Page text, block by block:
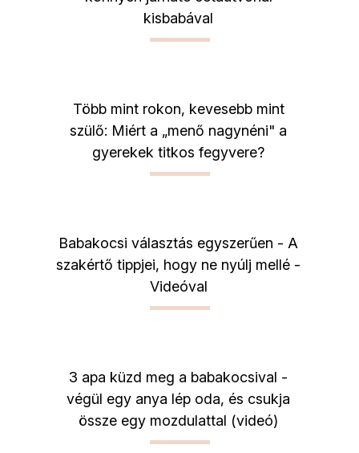
kisbabával
Több mint rokon, kevesebb mint
szülő: Miért a „menő nagynéni" a
gyerekek titkos fegyvere?
Babakocsi választás egyszerűen - A
szakértő tippjei, hogy ne nyúlj mellé -
Videóval
3 apa küzd meg a babakocsival -
végül egy anya lép oda, és csukja
össze egy mozdulattal (videó)